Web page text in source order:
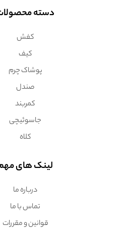
دسته محصولات
کفش
کیف
پوشاک چرم
صندل
کمربند
جاسوئیچی
کلاه
لینک های مهم
درباره ما
تماس با ما
قوانین و مقررات